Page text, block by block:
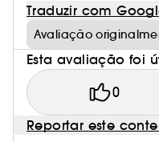
Traduzir com
Avaliação
Esta avaliação foi
0
Reportar este